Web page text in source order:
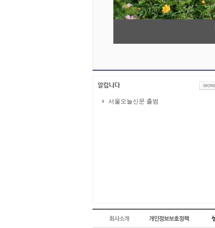
서울오늘신문 출범